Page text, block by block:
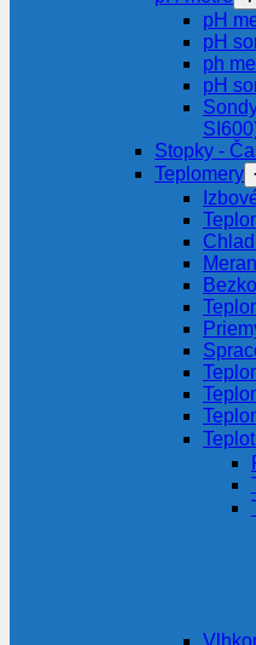
pH
pH
ph
pH
Stopky -
Teplomery